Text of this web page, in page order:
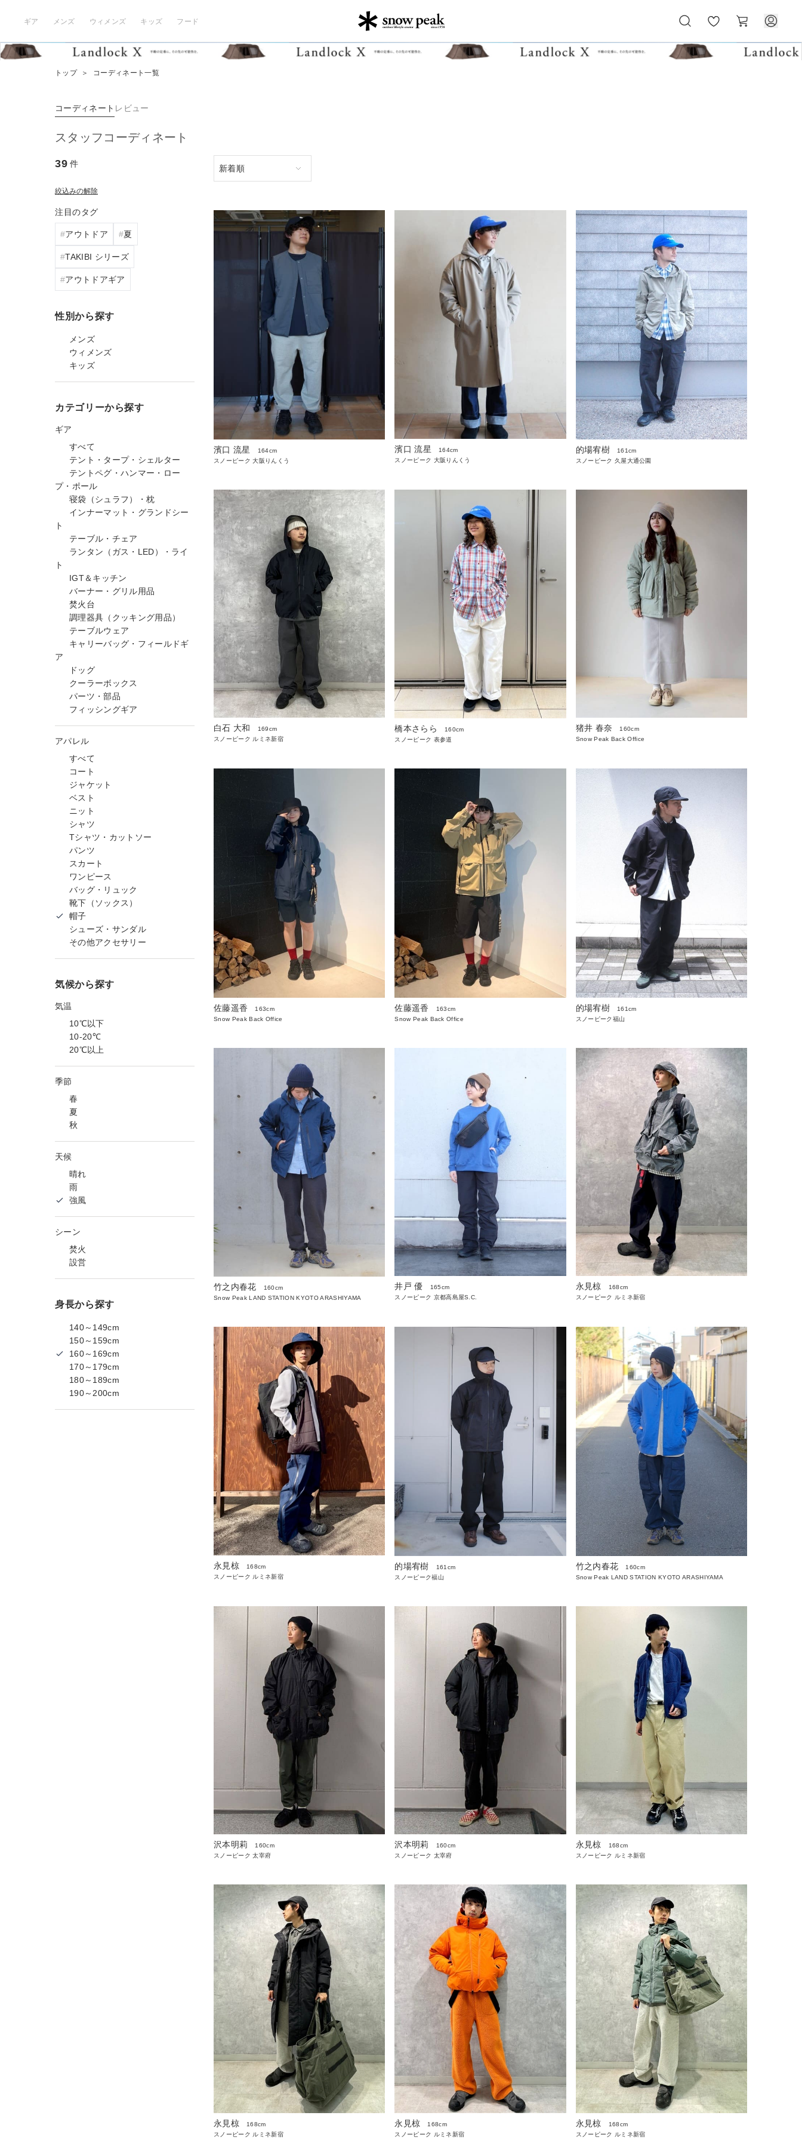
ギア メンズ ウィメンズ キッズ フード
気
に
ー
ト
トップ ＞ コーディネート一覧
コーディネート レビュー
スタッフコーディネート
39 件
絞込みの解除
注目のタグ
アウトドア 夏
TAKIBI シリーズ
アウトドアギア
性別から探す
メンズ
ウィメンズ
キッズ
カテゴリーから探す
ギア
すべて
テント・タープ・シェルター
テントペグ・ハンマー・ロー
プ・ポール
寝袋（シュラフ）・枕
インナーマット・グランドシー
ト
テーブル・チェア
ランタン（ガス・LED）・ライ
ト
IGT＆キッチン
バーナー・グリル用品
焚火台
調理器具（クッキング用品）
テーブルウェア
キャリーバッグ・フィールドギ
ア
ドッグ
クーラーボックス
パーツ・部品
フィッシングギア
アパレル
すべて
コート
ジャケット
ベスト
ニット
シャツ
Tシャツ・カットソー
パンツ
スカート
ワンピース
バッグ・リュック
靴下（ソックス）
帽子
シューズ・サンダル
その他アクセサリー
気候から探す
気温
10℃以下
10-20℃
20℃以上
季節
春
夏
秋
天候
晴れ
雨
強風
シーン
焚火
設営
身長から探す
140～149cm
150～159cm
160～169cm
170～179cm
180～189cm
190～200cm
濱口 流星
164cm
スノーピーク 大阪りんくう
濱口 流星
164cm
スノーピーク 大阪りんくう
的場宥樹
161cm
スノーピーク 久屋大通公園
白石 大和
169cm
スノーピーク ルミネ新宿
橋本さらら
160cm
スノーピーク 表参道
猪井 春奈
160cm
Snow Peak Back Office
佐藤遥香
163cm
Snow Peak Back Office
佐藤遥香
163cm
Snow Peak Back Office
的場宥樹
161cm
スノーピーク福山
竹之内春花
160cm
Snow Peak LAND STATION KYOTO ARASHIYAMA
井戸 優
165cm
スノーピーク 京都高島屋S.C.
永見椋
168cm
スノーピーク ルミネ新宿
永見椋
168cm
スノーピーク ルミネ新宿
的場宥樹
161cm
スノーピーク福山
竹之内春花
160cm
Snow Peak LAND STATION KYOTO ARASHIYAMA
沢本明莉
160cm
スノーピーク 太宰府
沢本明莉
160cm
スノーピーク 太宰府
永見椋
168cm
スノーピーク ルミネ新宿
永見椋
168cm
スノーピーク ルミネ新宿
永見椋
168cm
スノーピーク ルミネ新宿
永見椋
168cm
スノーピーク ルミネ新宿